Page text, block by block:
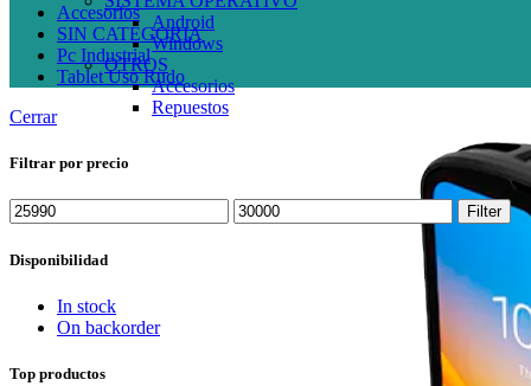
Android
Windows
OTROS
Accesorios
Repuestos
Accesorios
SIN CATEGORIA
Pc Industrial
Tablet Uso Rudo
Cerrar
Filtrar por precio
Min
price
Max
price
Filter
Disponibilidad
In stock
On backorder
Top productos